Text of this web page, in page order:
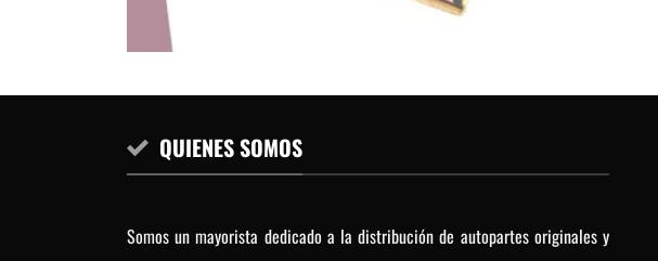
QUIENES SOMOS
Somos un mayorista dedicado a la distribución de autopartes originales y